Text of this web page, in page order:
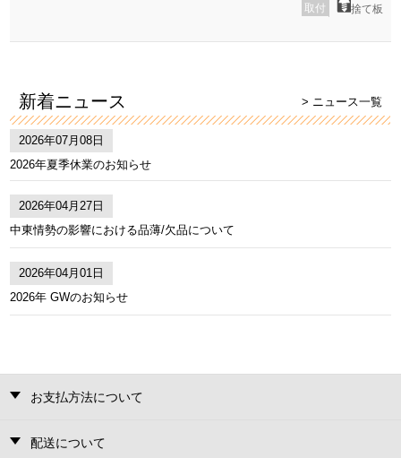
取付 捨て板
新着ニュース > ニュース一覧
2026年07月08日
2026年夏季休業のお知らせ
2026年04月27日
中東情勢の影響における品薄/欠品について
2026年04月01日
2026年 GWのお知らせ
お支払方法について
配送について